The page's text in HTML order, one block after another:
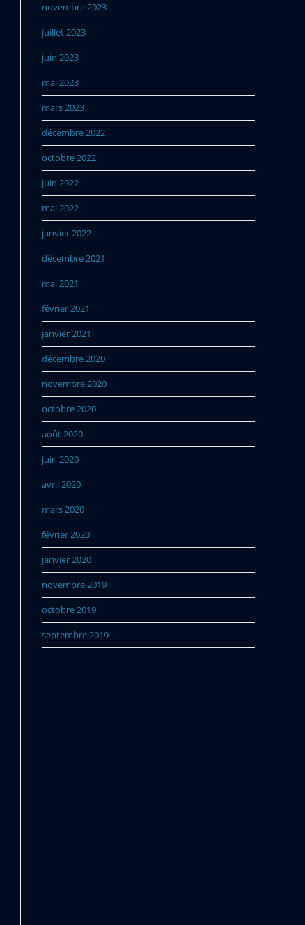
novembre 2023
juillet 2023
juin 2023
mai 2023
mars 2023
décembre 2022
octobre 2022
juin 2022
mai 2022
janvier 2022
décembre 2021
mai 2021
février 2021
janvier 2021
décembre 2020
novembre 2020
octobre 2020
août 2020
juin 2020
avril 2020
mars 2020
février 2020
janvier 2020
novembre 2019
octobre 2019
septembre 2019